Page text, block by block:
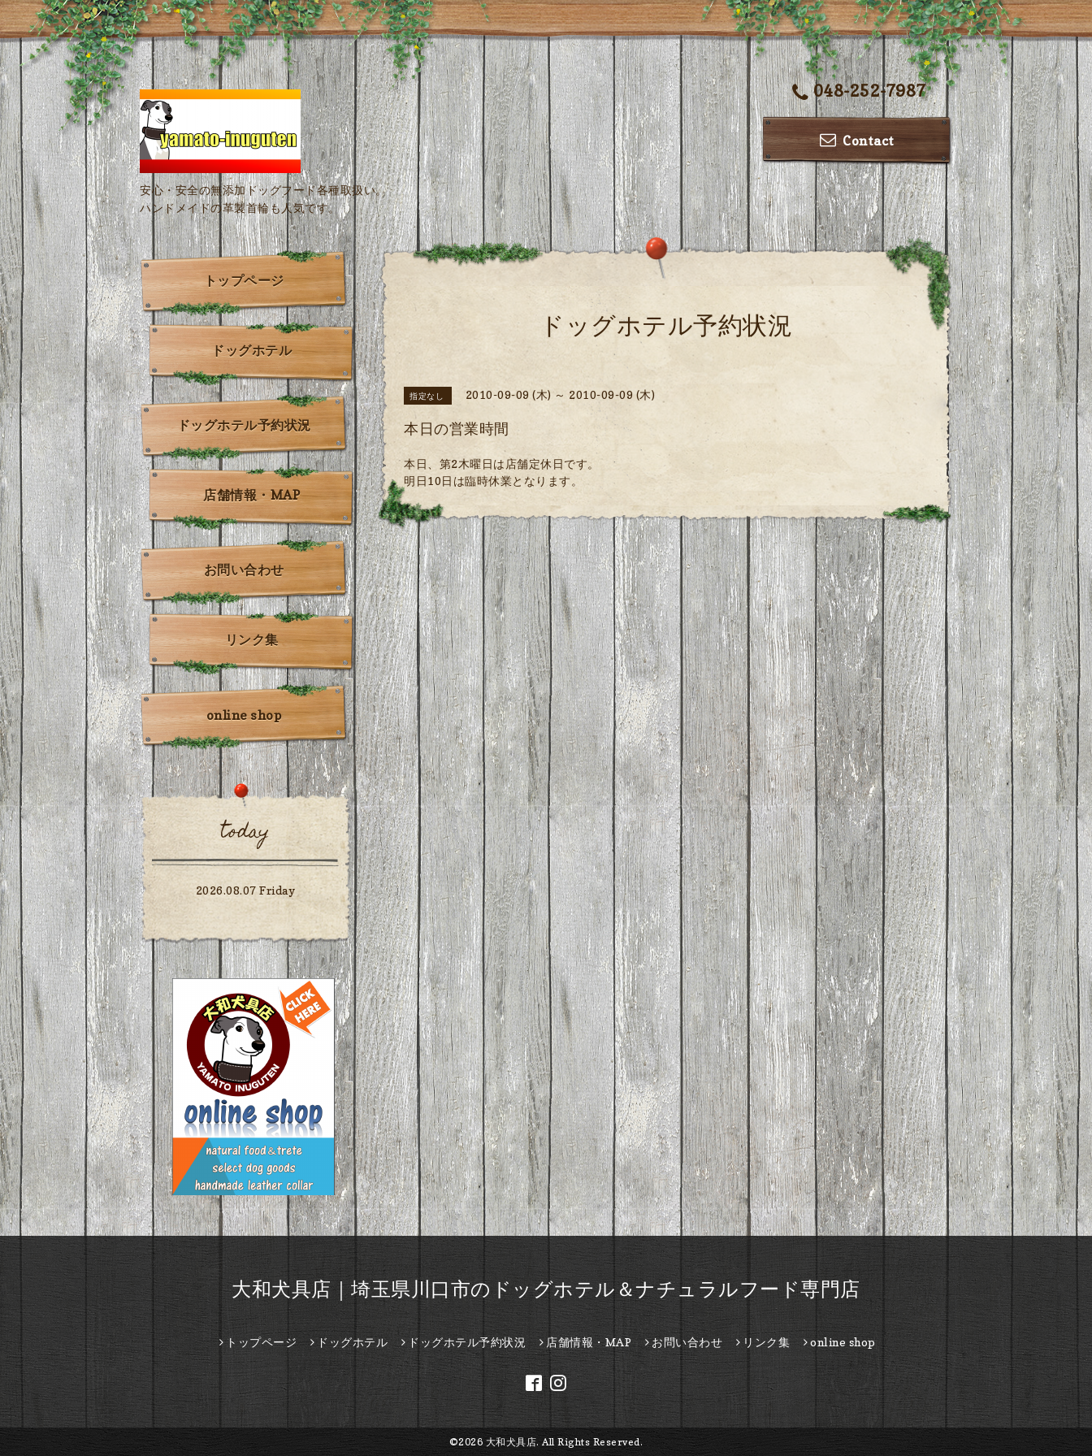
048-252-7987
Contact
安心・安全の無添加ドッグフード各種取扱い。
ハンドメイドの革製首輪も人気です。
ドッグホテル予約状況
指定なし 2010-09-09 (木) ～ 2010-09-09 (木)
本日の営業時間
本日、第2木曜日は店舗定休日です。
明日10日は臨時休業となります。
トップページ
ドッグホテル
ドッグホテル予約状況
店舗情報・MAP
お問い合わせ
リンク集
online shop
today
2026.08.07 Friday
大和犬具店｜埼玉県川口市のドッグホテル＆ナチュラルフード専門店
トップページ ドッグホテル ドッグホテル予約状況 店舗情報・MAP お問い合わせ リンク集 online shop
©2026 大和犬具店. All Rights Reserved.